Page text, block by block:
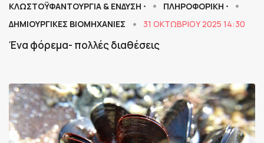
ΚΛΩΣΤΟΫΦΑΝΤΟΥΡΓΙΑ & ΈΝΔΥΣΗ ⋅
ΠΛΗΡΟΦΟΡΙΚΗ ⋅
ΔΗΜΙΟΥΡΓΙΚΕΣ ΒΙΟΜΗΧΑΝΙΕΣ
31 ΟΚΤΩΒΡΊΟΥ 2025 14:30
Ένα φόρεμα- πολλές διαθέσεις